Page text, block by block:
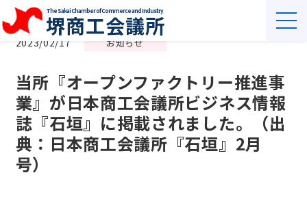
The Sakai Chamber of Commerce and Industry
堺商工会議所
2023/02/17 お知らせ
当所『オープンファクトリー推進事
業』が日本商工会議所ビジネス情報
誌『石垣』に掲載されました。（出
典：日本商工会議所『石垣』2月
号）